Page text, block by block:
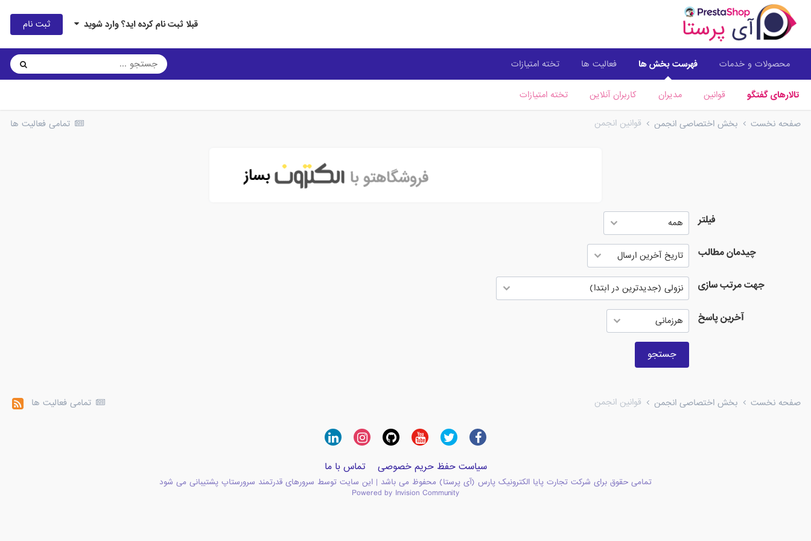
قبلا ثبت نام کرده اید؟ وارد شوید ثبت نام
محصولات و خدمات فهرست بخش ها
تالارهای گفتگو قوانین مدیران کاربران آنلاین تخته امتیازات
فعالیت ها تخته امتیازات
تمامی فعالیت ها صفحه نخست بخش اختصاصی انجمن قوانین انجمن
فیلتر
چیدمان مطالب
جهت مرتب سازی
آخرین پاسخ
جستجو
تمامی فعالیت ها صفحه نخست بخش اختصاصی انجمن قوانین انجمن
سیاست حفظ حریم خصوصی تماس با ما
تمامی حقوق برای شرکت تجارت پایا الکترونیک پارس (آی پرستا) محفوظ می باشد | این سایت توسط سرورهای قدرتمند سرورستاپ پشتیبانی می شود
Powered by Invision Community